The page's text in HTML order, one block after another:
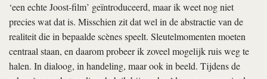
‘een echte Joost-film’ geïntroduceerd, maar ik weet nog niet
precies wat dat is. Misschien zit dat wel in de abstractie van de
realiteit die in bepaalde scènes speelt. Sleutelmomenten moeten
centraal staan, en daarom probeer ik zoveel mogelijk ruis weg te
halen. In dialoog, in handeling, maar ook in beeld. Tijdens de